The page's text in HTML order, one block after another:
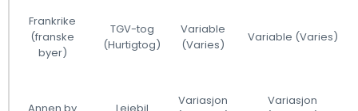
Frankrike
(franske
byer)
TGV-tog
(Hurtigtog)
Variable
(Varies)
Variable (Varies)
Variasjon
Variasjon